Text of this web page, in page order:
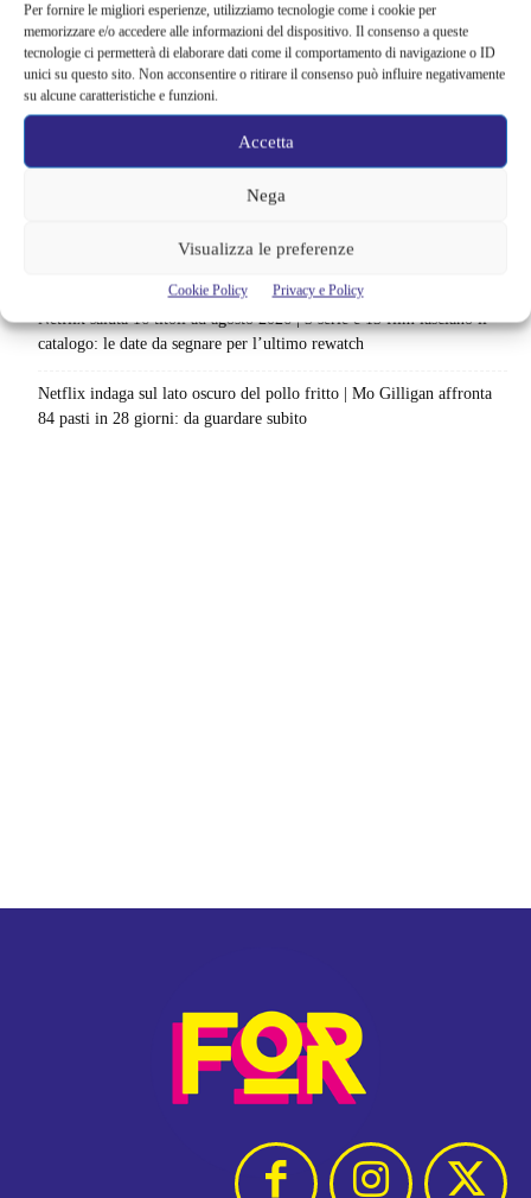
Per fornire le migliori esperienze, utilizziamo tecnologie come i cookie per
memorizzare e/o accedere alle informazioni del dispositivo. Il consenso a queste
tecnologie ci permetterà di elaborare dati come il comportamento di navigazione o ID
unici su questo sito. Non acconsentire o ritirare il consenso può influire negativamente
su alcune caratteristiche e funzioni.
Accetta
Nega
Visualizza le preferenze
Cookie Policy Privacy e Policy
Barbie 2 rischia di saltare | Warner Bros. ha pochi mesi per trovare un
accordo: il dubbio che divide Hollywood
La bocca del diavolo arriva su Prime Video, squali e claustrofobia nel
nuovo survival horror: una vacanza diventa una trappola
La paura dell’altezza torna al cinema | Il sequel di Fall cambia
scenario: una nuova sfida senza via di fuga
Sony ferma i film sui personaggi di Spider-Man, nessun nuovo
Netflix saluta 16 titoli ad agosto 2026 | 3 serie e 13 film lasciano il
catalogo: le date da segnare per l’ultimo rewatch
Netflix indaga sul lato oscuro del pollo fritto | Mo Gilligan affronta
84 pasti in 28 giorni: da guardare subito